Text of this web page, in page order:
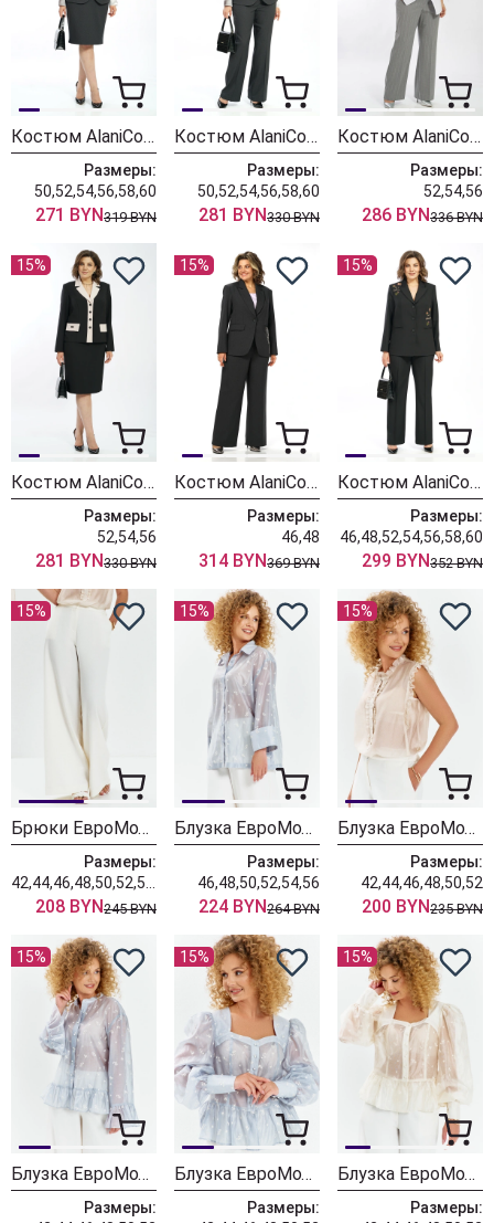
Костюм AlaniCollection 2606
Размеры:
50,52,54,56,58,60
271 BYN319 BYN
Костюм AlaniCollection 2590
Размеры:
50,52,54,56,58,60
281 BYN330 BYN
Костюм AlaniCollection 2586 белый + серый
Размеры:
52,54,56
286 BYN336 BYN
15%
Костюм AlaniCollection 2582 черный + молоко
Размеры:
52,54,56
281 BYN330 BYN
15%
Костюм AlaniCollection 2581
Размеры:
46,48
314 BYN369 BYN
15%
Костюм AlaniCollection 2580 черный
Размеры:
46,48,52,54,56,58,60
299 BYN352 BYN
15%
Брюки ЕвроМода 765 молочный
Размеры:
208 BYN245 BYN
15%
Блузка ЕвроМода 762 голубой
Размеры:
46,48,50,52,54,56
224 BYN264 BYN
15%
Блузка ЕвроМода 754 золотисто-бежевый
Размеры:
42,44,46,48,50,52
200 BYN235 BYN
15%
Блузка ЕвроМода 745 дымчато-голубой
Размеры:
15%
Блузка ЕвроМода 759 дымчато-голубой
Размеры:
15%
Блузка ЕвроМода 759 молочный
Размеры: